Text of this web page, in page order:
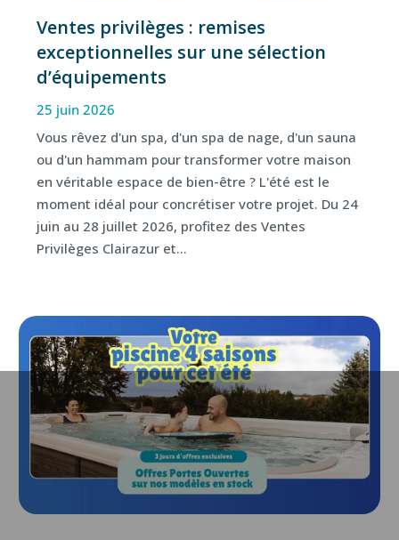
Ventes privilèges : remises
exceptionnelles sur une sélection
d’équipements
25 juin 2026
Vous rêvez d'un spa, d'un spa de nage, d'un sauna
ou d'un hammam pour transformer votre maison
en véritable espace de bien-être ? L'été est le
moment idéal pour concrétiser votre projet. Du 24
juin au 28 juillet 2026, profitez des Ventes
Privilèges Clairazur et...